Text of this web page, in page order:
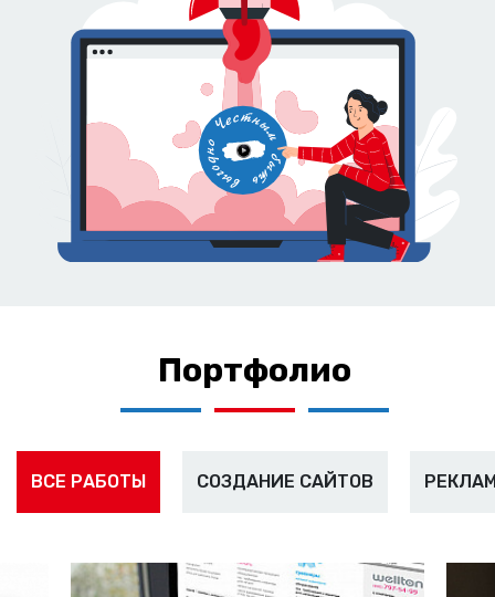
Портфолио
ВСЕ РАБОТЫ СОЗДАНИЕ САЙТОВ